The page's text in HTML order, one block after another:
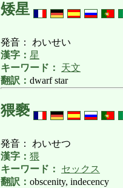
矮星
発音： わいせい
漢字： 星
キーワード：
天文
翻訳： dwarf star
猥褻
発音： わいせつ
漢字： 猥
キーワード：
セックス
翻訳： obscenity, indecency